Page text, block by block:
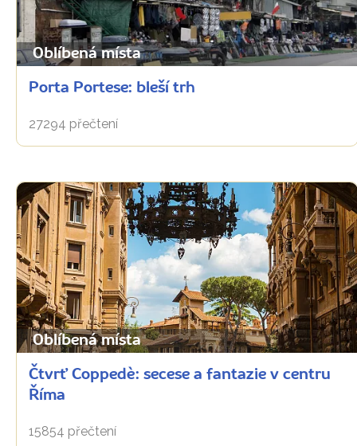
Oblíbená místa
Porta Portese: bleší trh
27294 přečtení
Oblíbená místa
Čtvrť Coppedè: secese a fantazie v centru
Říma
15854 přečtení